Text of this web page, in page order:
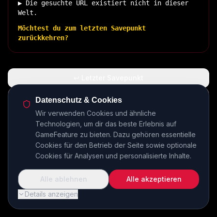
▶ Die gesuchte URL existiert nicht in dieser
Welt.
Möchtest du zum letzten Savepunkt
zurückkehren?
🏠 Zurück zur Basis
INSERT COIN TO CONTINUE...
Datenschutz & Cookies
Wir verwenden Cookies und ähnliche
Technologien, um dir das beste Erlebnis auf
GameFeature zu bieten. Dazu gehören essentielle
Cookies für den Betrieb der Seite sowie optionale
Cookies für Analysen und personalisierte Inhalte.
Details anzeigen
Alle ablehnen Alle akzeptieren